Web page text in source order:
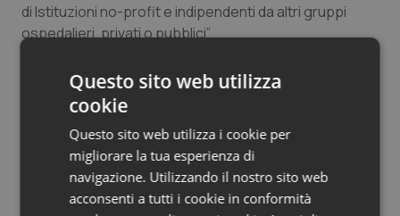
Salute orale & impianti
Tiroide
Tumore al seno
Tumore ovarico
di Istituzioni no-profit e indipendenti da altri gruppi
ospedalieri, privati o pubblici”.
02 Febbraio 2017
© Riproduzione riservata
Questo sito web utilizza
cookie
Questo sito web utilizza i cookie per
migliorare la tua esperienza di
navigazione. Utilizzando il nostro sito web
acconsenti a tutti i cookie in conformità